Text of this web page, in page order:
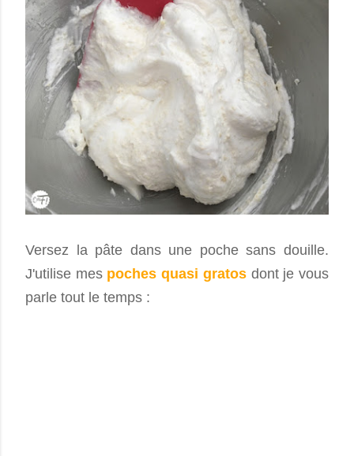
Versez la pâte dans une poche sans douille.
J'utilise mes poches quasi gratosdont je vous
parle tout le temps :